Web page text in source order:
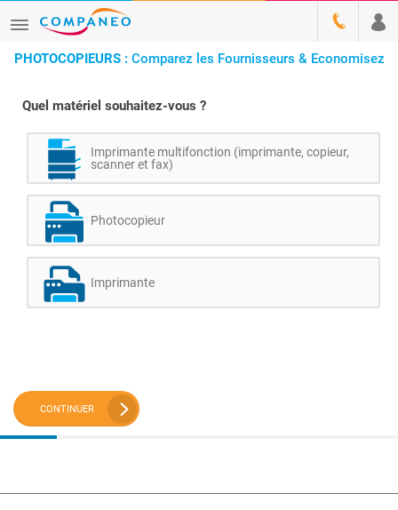
PHOTOCOPIEURS : Comparez les Fournisseurs & Economisez
Quel matériel souhaitez-vous ?
Imprimante multifonction (imprimante, copieur,
scanner et fax)
Photocopieur
Imprimante
CONTINUER